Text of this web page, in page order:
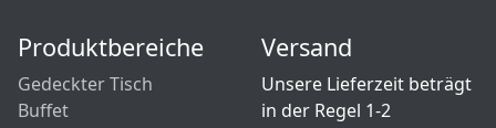
Produktbereiche
Gedeckter Tisch
Buffet
Versand
Unsere Lieferzeit beträgt
in der Regel 1-2